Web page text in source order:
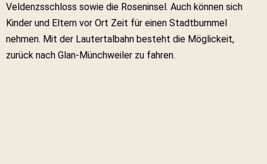
Veldenzsschloss sowie die Roseninsel. Auch können sich
Kinder und Eltern vor Ort Zeit für einen Stadtbummel
nehmen. Mit der Lautertalbahn besteht die Möglickeit,
zurück nach Glan-Münchweiler zu fahren.